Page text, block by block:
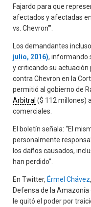
Fajardo para que
afectados y afectadas
vs. Chevron’”.
Los demandantes
julio, 2016), informando
y criticando su
contra Chevron en la
permitió al gobierno de
Arbitral ($ 112 millones)
comerciales.
El boletín señala: “El
personalmente
los daños causados,
han perdido”.
En Twitter,Érmel Chávez
Defensa de la Amazonía
le quitó el poder por